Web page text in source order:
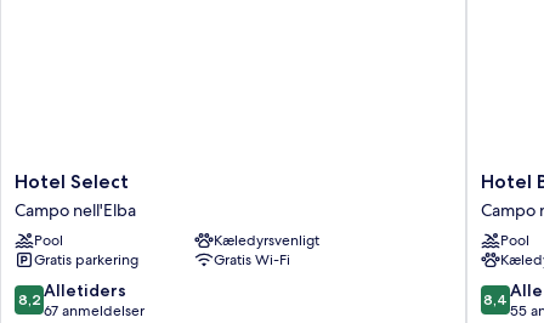
Hotel
Select
Campo
nell'Elba
Hotel Select
Campo nell'Elba
Pool
Kæledyrsvenligt
Gratis parkering
Gratis Wi-Fi
8.2
ud
8,2 Alletiders
67 anmeldelser
Hotel
Baia
Campo
nell'Elba
Hotel
Campo
Pool
8.4
ud
8,4
55